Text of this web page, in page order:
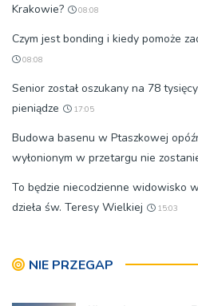
Krakowie?
08:08
Czym jest bonding i kiedy pomoże
08:08
Senior został oszukany na 78
pieniądze
17:05
Budowa basenu w Ptaszkowej
wyłonionym w przetargu nie
To będzie niecodzienne widowisko
dzieła św. Teresy Wielkiej
15:03
NIE PRZEGAP